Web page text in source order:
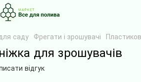
саду Фрегати і зрошувачі
для зрошувачів
відгук